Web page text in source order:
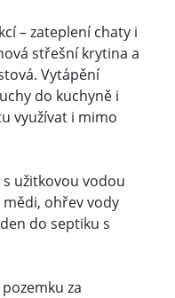
– zateplení chaty i
střešní krytina a
Vytápění
do kuchyně i
využívat i mimo
užitkovou vodou
ohřev vody
do septiku s
za